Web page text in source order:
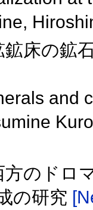
床の鉱
and
方のドロ
の研究